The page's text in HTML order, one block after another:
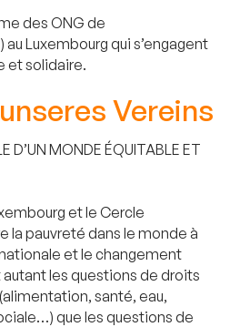
des ONG de
Luxembourg qui s’engagent
et solidaire.
Vereins
D’UN MONDE ÉQUITABLE ET
et le Cercle
la pauvreté dans le monde à
et le changement
les questions de droits
santé, eau,
que les questions de